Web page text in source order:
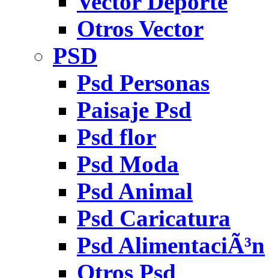
Otros Vector
PSD
Psd Personas
Paisaje Psd
Psd flor
Psd Moda
Psd Animal
Psd Caricatura
Psd AlimentaciÃ³n
Otros Psd